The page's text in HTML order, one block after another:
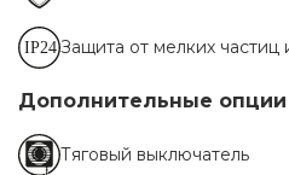
Защита от мелких частиц
Дополнительные опции
Тяговый выключатель